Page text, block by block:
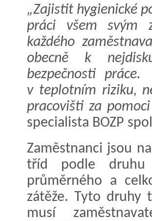
„Zajistit hygienické
práci všem svým
každého
obecně k
bezpečnosti
v teplotním riziku,
pracovišti za
specialista BOZP
Zaměstnanci jsou
tříd podle druhu
průměrného a
zátěže. Tyto druhy
musí